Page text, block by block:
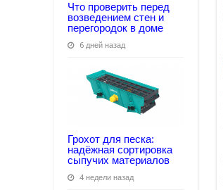
Что проверить перед
возведением стен и
перегородок в доме
6 дней назад
Грохот для песка:
надёжная сортировка
сыпучих материалов
4 недели назад